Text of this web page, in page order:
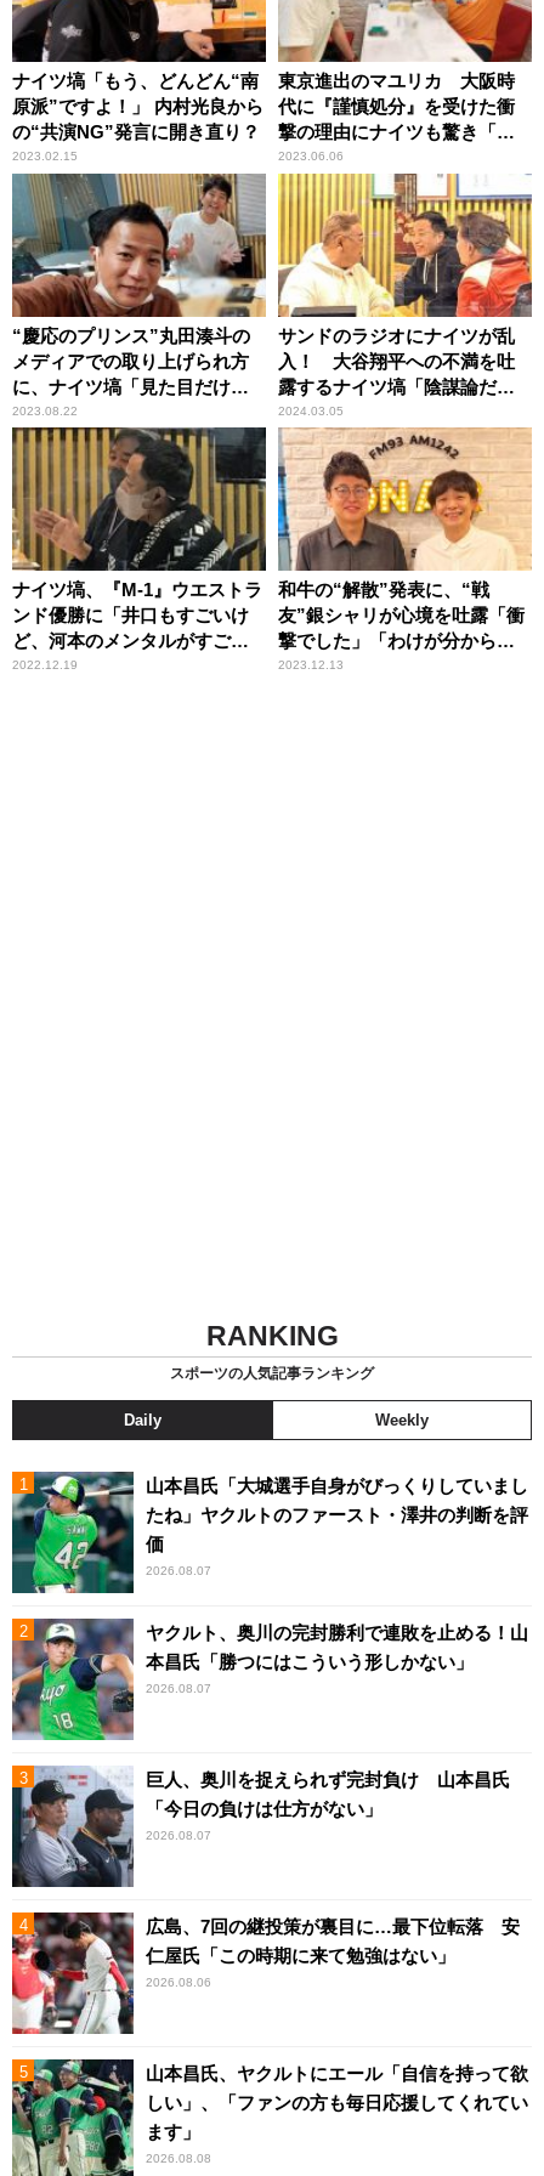
ナイツ塙「もう、どんどん“南
原派”ですよ！」 内村光良から
の“共演NG”発言に開き直り？
2023.02.15
東京進出のマユリカ 大阪時
代に『謹慎処分』を受けた衝
撃の理由にナイツも驚き「そ
れ治んないよ」
2023.06.06
“慶応のプリンス”丸田湊斗の
メディアでの取り上げられ方
に、ナイツ塙「見た目だけ話
題になるとイヤだな……」
2023.08.22
サンドのラジオにナイツが乱
入！ 大谷翔平への不満を吐
露するナイツ塙「陰謀論だと
思っています」
2024.03.05
ナイツ塙、『M-1』ウエストラ
ンド優勝に「井口もすごいけ
ど、河本のメンタルがすご
い」
2022.12.19
和牛の“解散”発表に、“戦
友”銀シャリが心境を吐露「衝
撃でした」「わけが分からな
すぎて」 ナイツも共感
2023.12.13
RANKING
スポーツの人気記事ランキング
Daily Weekly
山本昌氏「大城選手自身がびっくりしていまし
たね」ヤクルトのファースト・澤井の判断を評
価
2026.08.07
ヤクルト、奥川の完封勝利で連敗を止める！山
本昌氏「勝つにはこういう形しかない」
2026.08.07
巨人、奥川を捉えられず完封負け 山本昌氏
「今日の負けは仕方がない」
2026.08.07
広島、7回の継投策が裏目に…最下位転落 安
仁屋氏「この時期に来て勉強はない」
2026.08.06
山本昌氏、ヤクルトにエール「自信を持って欲
しい」、「ファンの方も毎日応援してくれてい
ます」
2026.08.08